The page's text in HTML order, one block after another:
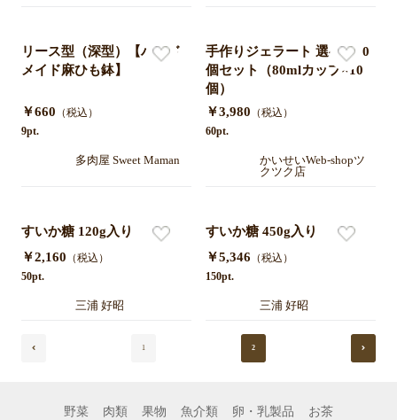
リース型（深型）【ハンド
メイド麻ひも鉢】
￥660 （税込）
9pt.
多肉屋 Sweet Maman
手作りジェラート 選べる10
個セット（80mlカップ×10
個）
￥3,980 （税込）
60pt.
かいせいWeb-shopツ
クツク店
すいか糖 120g入り
￥2,160 （税込）
50pt.
三浦 好昭
すいか糖 450g入り
￥5,346 （税込）
150pt.
三浦 好昭
1 2
野菜 肉類 果物 魚介類 卵・乳製品
お茶